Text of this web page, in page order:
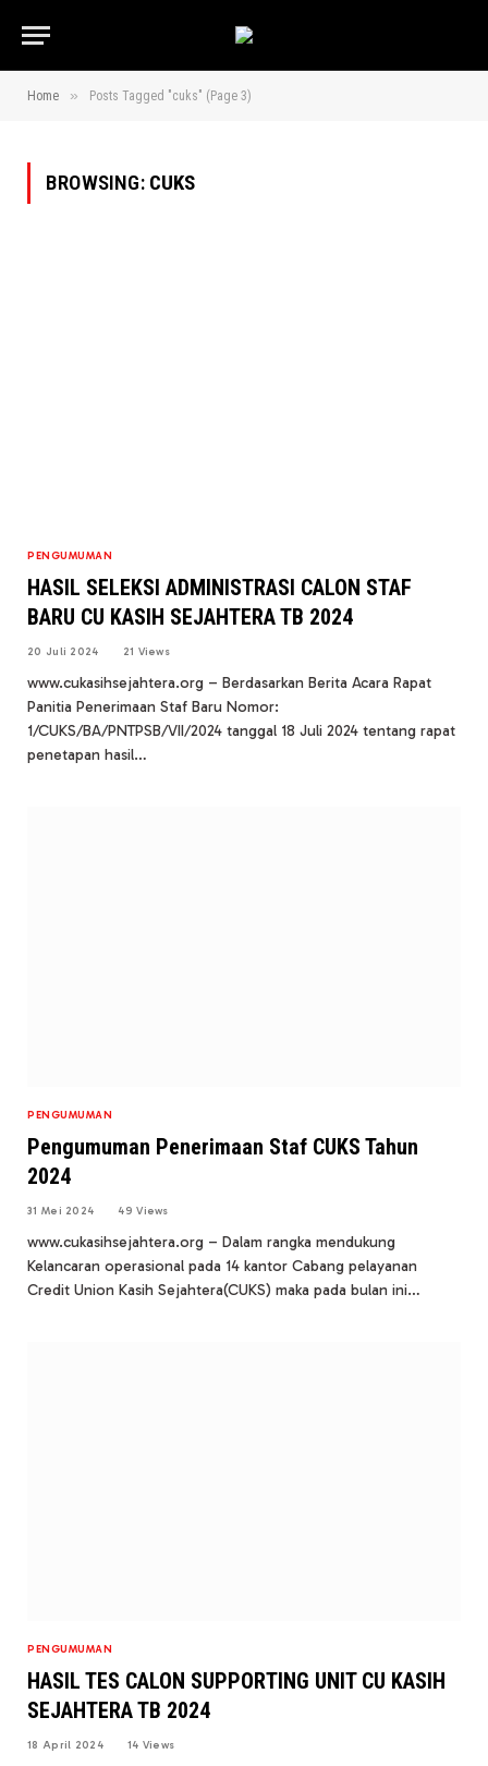
Home » Posts Tagged "cuks" (Page 3)
BROWSING: CUKS
PENGUMUMAN
HASIL SELEKSI ADMINISTRASI CALON STAF
BARU CU KASIH SEJAHTERA TB 2024
20 Juli 2024 21 Views
www.cukasihsejahtera.org – Berdasarkan Berita Acara Rapat
Panitia Penerimaan Staf Baru Nomor:
1/CUKS/BA/PNTPSB/VII/2024 tanggal 18 Juli 2024 tentang rapat
penetapan hasil…
PENGUMUMAN
Pengumuman Penerimaan Staf CUKS Tahun
2024
31 Mei 2024 49Views
www.cukasihsejahtera.org – Dalam rangka mendukung
Kelancaran operasional pada 14 kantor Cabang pelayanan
Credit Union Kasih Sejahtera(CUKS) maka pada bulan ini…
PENGUMUMAN
HASIL TES CALON SUPPORTING UNIT CU KASIH
SEJAHTERA TB 2024
18 April 2024 14 Views